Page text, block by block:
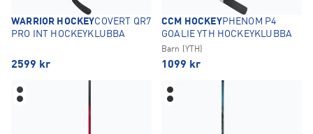
WARRIOR HOCKEYCOVERT QR7
PRO INT HOCKEYKLUBBA
2599 kr
CCM HOCKEYPHENOM P4
GOALIE YTH HOCKEYKLUBBA
Barn (YTH)
1099 kr